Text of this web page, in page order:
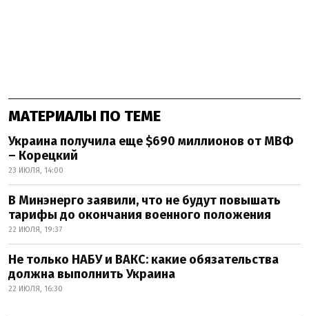
МАТЕРИАЛЫ ПО ТЕМЕ
Украина получила еще $690 миллионов от МВФ
– Корецкий
23 ИЮЛЯ, 14:00
В Минэнерго заявили, что не будут повышать
тарифы до окончания военного положения
22 ИЮЛЯ, 19:37
Не только НАБУ и ВАКС: какие обязательства
должна выполнить Украина
22 ИЮЛЯ, 16:30